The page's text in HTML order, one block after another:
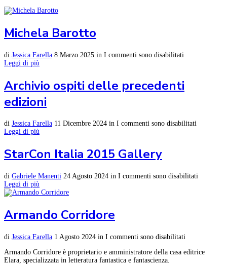
Michela Barotto
di Jessica Farella 8 Marzo 2025 in I commenti sono disabilitati
Leggi di più
Archivio ospiti delle precedenti
edizioni
di Jessica Farella 11 Dicembre 2024 in I commenti sono disabilitati
Leggi di più
StarCon Italia 2015 Gallery
di Gabriele Manenti 24 Agosto 2024 in I commenti sono disabilitati
Leggi di più
Armando Corridore
di Jessica Farella 1 Agosto 2024 in I commenti sono disabilitati
Armando Corridore è proprietario e amministratore della casa editrice
Elara, specializzata in letteratura fantastica e fantascienza.